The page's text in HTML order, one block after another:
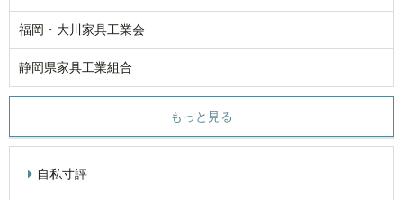
福岡・大川家具工業会
静岡県家具工業組合
もっと見る
自私寸評